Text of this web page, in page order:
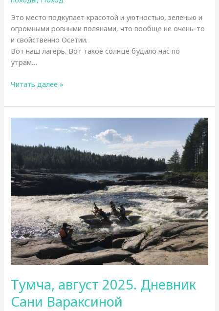
Это место подкупает красотой и уютностью, зеленью и
огромными ровными полянами, что вообще не очень-то
и свойственно Осетии.
Вот наш лагерь. Вот такое солнце будило нас по
утрам…
Осетия
Первый
поход
Читать далее »
Тумча, август 2025. Дневник
Сани Вараксиной